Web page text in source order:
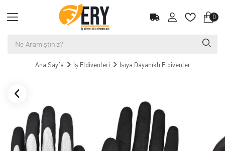
0
Ana Sayfa İş Eldivenleri Isıya Dayanıklı Eldivenler